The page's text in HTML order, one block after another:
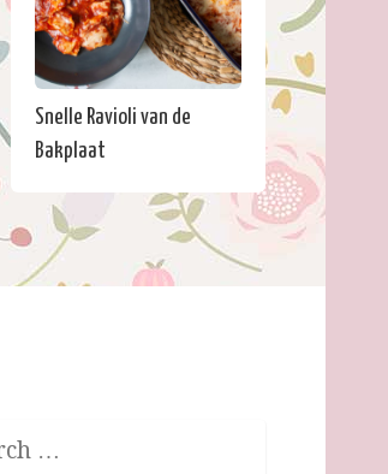
Snelle Ravioli van de
Bakplaat